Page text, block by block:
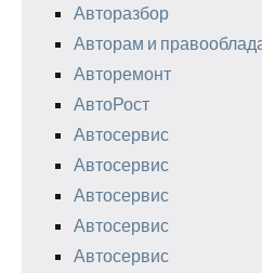
Авторазбор
Авторам и
Авторемонт
АвтоРост
Автосервис
Автосервис
Автосервис
Автосервис
Автосервис